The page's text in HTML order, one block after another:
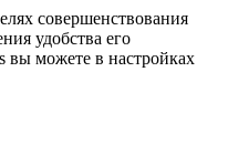
совершенствования
удобства его
вы можете в настройках